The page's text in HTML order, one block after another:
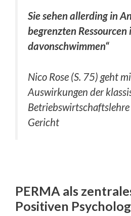
Sie sehen allerding in
begrenzten Ressourcen
davonschwimmen“
Nico Rose (S. 75) geht
Auswirkungen der
Gericht
PERMA als
Positiven